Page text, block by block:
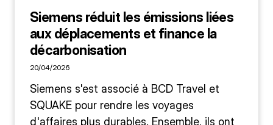
Siemens réduit les émissions liées
aux déplacements et finance la
décarbonisation
20/04/2026
Siemens s'est associé à BCD Travel et
SQUAKE pour rendre les voyages
d'affaires plus durables. Ensemble, ils ont